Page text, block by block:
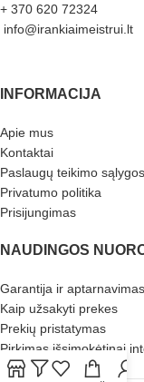
+ 370 620 72324
info@irankiaimeistrui.lt
INFORMACIJA
Apie mus
Kontaktai
Paslaugų teikimo sąlygos
Privatumo politika
Prisijungimas
NAUDINGOS
Garantija ir aptarnavimas
Kaip užsakyti prekes
Prekių pristatymas
Pirkimas išsimokėtinai
Atliekų tvarkymas